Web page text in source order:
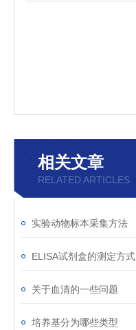
相关文章
RELATED ARTICLES
实验动物标本采集方法
ELISA试剂盒的测定方式
关于血清的一些问题
培养基分为哪些类型